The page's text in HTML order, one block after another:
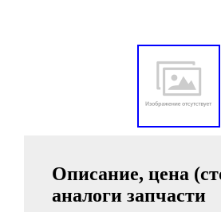
Описание, цена
аналоги запчасти